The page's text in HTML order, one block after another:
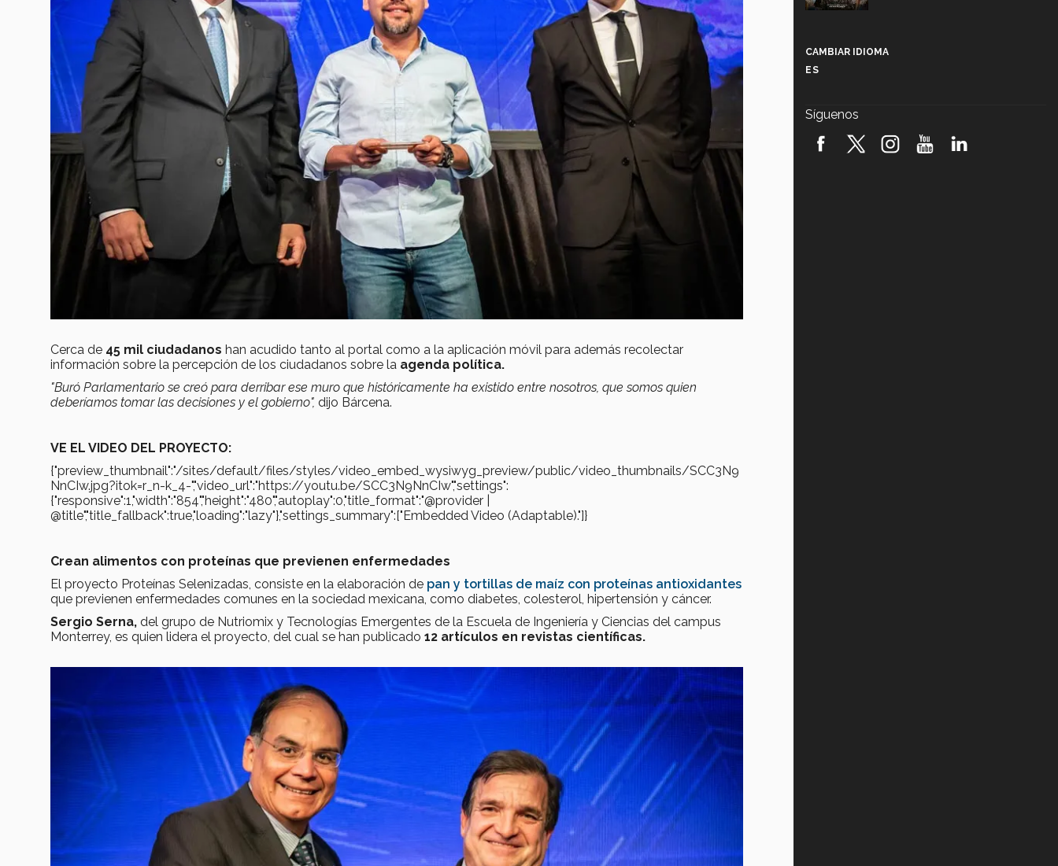
Cerca de 45 mil ciudadanos han acudido tanto al portal como a la aplicación móvil para además recolectar
información sobre la percepción de los ciudadanos sobre la agenda política.
"Buró Parlamentario se creó para derribar ese muro que históricamente ha existido entre nosotros, que somos quien
deberíamos tomar las decisiones y el gobierno", dijo Bárcena.
VE EL VIDEO DEL PROYECTO:
{"preview_thumbnail":"/sites/default/files/styles/video_embed_wysiwyg_preview/public/video_thumbnails/SCC3N9
NnCIw.jpg?itok=r_n-k_4-","video_url":"https://youtu.be/SCC3N9NnCIw","settings":
{"responsive":1,"width":"854","height":"480","autoplay":0,"title_format":"@provider |
@title","title_fallback":true,"loading":"lazy"},"settings_summary":["Embedded Video (Adaptable)."]}
Crean alimentos con proteínas que previenen enfermedades
El proyecto Proteínas Selenizadas, consiste en la elaboración de pan y tortillas de maíz con proteínas antioxidantes
que previenen enfermedades comunes en la sociedad mexicana, como diabetes, colesterol, hipertensión y cáncer.
Sergio Serna, del grupo de Nutriomix y Tecnologías Emergentes de la Escuela de Ingeniería y Ciencias del campus
Monterrey, es quien lidera el proyecto, del cual se han publicado 12 artículos en revistas científicas.
robótica FIRST 2026! (video)
CAMBIAR IDIOMA
ES
Síguenos